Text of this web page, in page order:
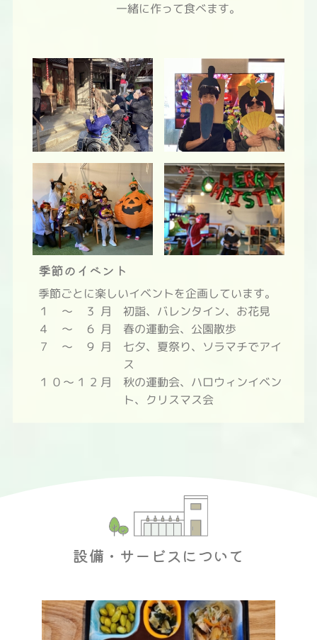
一緒に作って食べます。
季節のイベント
季節ごとに楽しいイベントを企画しています。
１ ～ ３月
初詣、バレンタイン、お花見
４ ～ ６月
春の運動会、公園散歩
７ ～ ９月
七夕、夏祭り、ソラマチでアイ
ス
１０～１２月
秋の運動会、ハロウィンイベン
ト、クリスマス会
設備・サービスについて